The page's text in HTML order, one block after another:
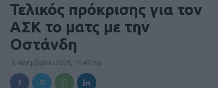
Τελικός πρόκρισης για τον
ΑΣΚ το ματς με την
Οστάνδη
5 Νοεμβρίου 2025, 11:42 πμ